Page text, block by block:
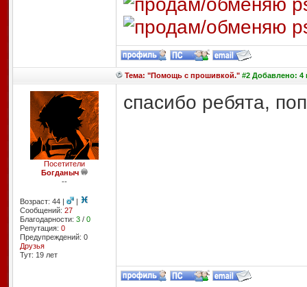
Тема: "Помощь с прошивкой."#2 Добавлено: 4
Посетители
Богданыч
--
Возраст: 44 |
|
Сообщений: 27
Благодарности: 3/ 0
Репутация: 0
Предупреждений: 0
Друзья
Тут: 19 лет
спасибо ребята,